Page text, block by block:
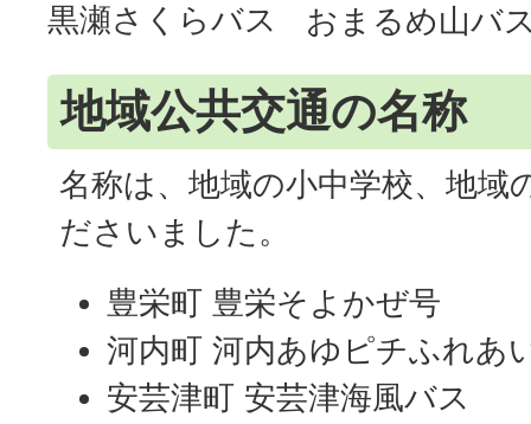
黒瀬さくらバス おまるめ山バ
地域公共交通の名称
名称は、地域の小中学校、地域
ださいました。
豊栄町 豊栄そよかぜ号
河内町 河内あゆピチふれあ
安芸津町 安芸津海風バス